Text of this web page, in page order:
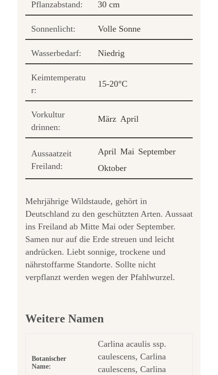
Pflanzabstand: 30 cm
Sonnenlicht: Volle Sonne
Wasserbedarf: Niedrig
Keimtemperatu
r:
15-20°C
Vorkultur
drinnen:
März April
Aussaatzeit
Freiland:
April Mai September
Oktober
Mehrjährige Wildstaude, gehört in
Deutschland zu den geschützten Arten. Aussaat
ins Freiland ab Mitte Mai oder September.
Samen nur auf die Erde streuen und leicht
andrücken. Liebt sonnige, trockene und
nährstoffarme Standorte. Sollte nicht
verpflanzt werden wegen der Pfahlwurzel.
Weitere Namen
Botanischer
Name:
Carlina acaulis ssp.
caulescens, Carlina
caulescens, Carlina